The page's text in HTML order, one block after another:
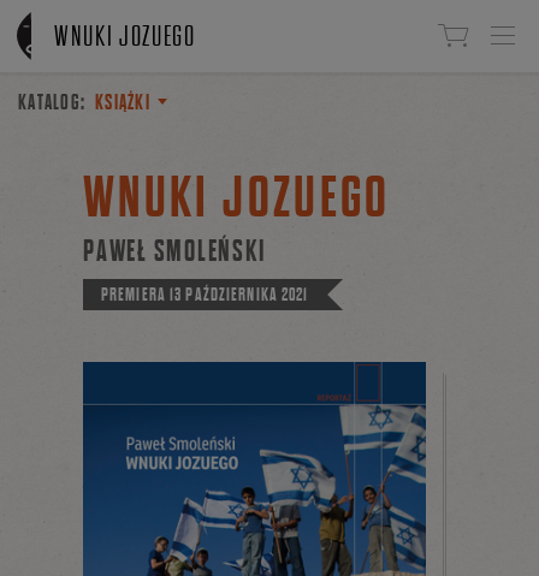
Linki do przejścia
WNUKI JOZUEGO
KATALOG: KSIĄŻKI
WNUKI JOZUEGO
PAWEŁ SMOLEŃSKI
PREMIERA13 PAŹDZIERNIKA 2021